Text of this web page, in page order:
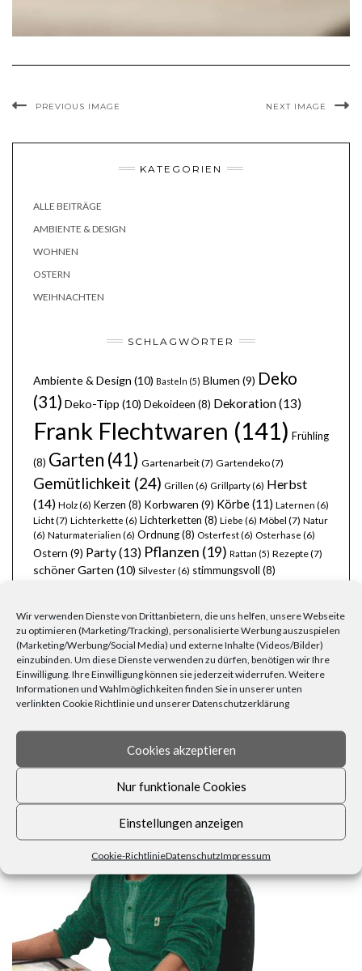
Wir verwenden Dienste von Drittanbietern, die uns helfen, unsere Webseite
zu optimieren (Marketing/Tracking), personalisierte Werbung auszuspielen
(Marketing/Werbung/Social Media) und externe Inhalte (Videos/Bilder)
einzubinden. Um diese Dienste verwenden zu dürfen, benötigen wir Ihre
Einwilligung. Ihre Einwilligung können sie jederzeit widerrufen. Weitere
Informationen und Wahlmöglichkeiten finden Sie in unserer unten
verlinkten Cookie Richtlinie und unserer Datenschutzerklärung
Cookies akzeptieren
Nur funktionale Cookies
Einstellungen anzeigen
Cookie-RichtlinieDatenschutzImpressum
PREVIOUS IMAGE NEXT IMAGE
KATEGORIEN
ALLE BEITRÄGE
AMBIENTE & DESIGN
WOHNEN
OSTERN
WEIHNACHTEN
SCHLAGWÖRTER
Ambiente & Design (10) Basteln (5) Blumen (9) Deko
(31) Deko-Tipp (10) Dekoideen (8) Dekoration(13)
Frank Flechtwaren (141) Frühling
(8) Garten (41) Gartenarbeit(7) Gartendeko(7)
Gemütlichkeit (24) Grillen (6) Grillparty(6) Herbst
(14) Holz(6) Kerzen (8) Korbwaren (9) Körbe(11) Laternen (6)
Licht(7) Lichterkette (6) Lichterketten (8) Liebe (6) Möbel (7) Natur
(6) Naturmaterialien (6) Ordnung(8) Osterfest(6) Osterhase (6)
Ostern (9) Party(13) Pflanzen (19) Rattan (5) Rezepte(7)
schöner Garten (10) Silvester(6) stimmungsvoll (8)
(6) Zuhause (23) Übertöpfe